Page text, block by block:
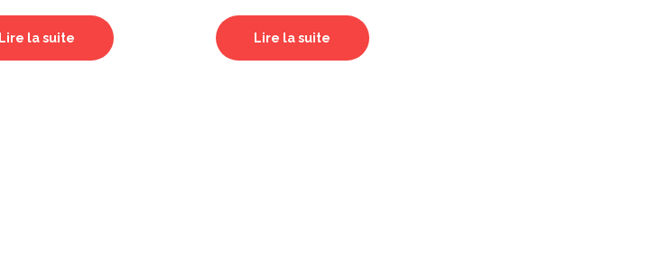
Lire la suite Lire la suite